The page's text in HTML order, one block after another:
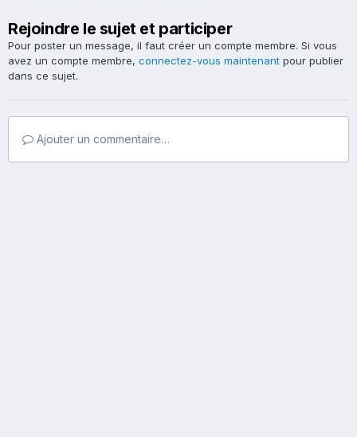
Rejoindre le sujet et participer
Pour poster un message, il faut créer un compte membre. Si vous
avez un compte membre, connectez-vous maintenant pour publier
dans ce sujet.
Ajouter un commentaire…